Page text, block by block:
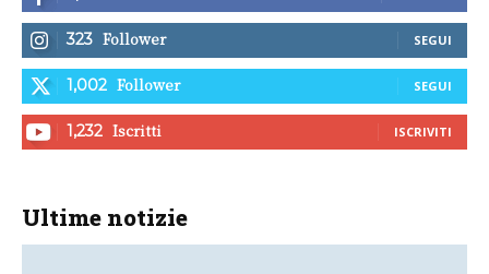
323 Follower SEGUI
1,002 Follower SEGUI
1,232 Iscritti ISCRIVITI
Ultime notizie